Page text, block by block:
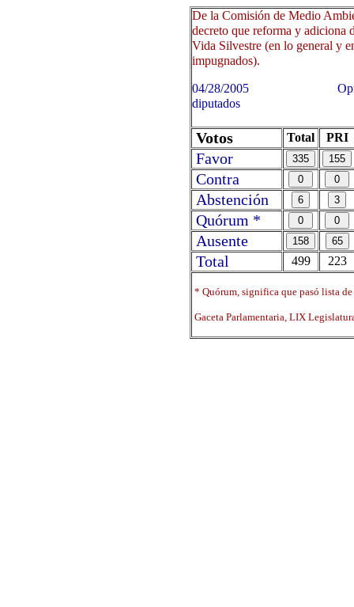
De la Comisión de Medio
decreto que reforma y adiciona
Vida Silvestre (en lo general y
impugnados).
04/28/2005 Oprima
diputados
Votos Total PRI
Favor
Contra
Abstención
Quórum *
Ausente
Total
499 223
* Quórum, significa que pasó lista
Gaceta Parlamentaria, LIX